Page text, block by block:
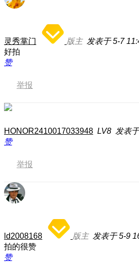
灵秀掌门 版主 发表于 5-7
好拍
赞
举报
HONOR2410017033948 LV8 发表
赞
举报
ld2008168 版主 发表于 5-9
拍的很赞
赞